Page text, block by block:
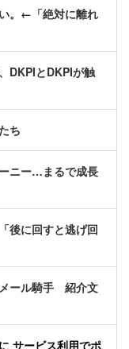
。←「絶対に離れ
DKPIとDKPIが触
ち
ニー…まるで成長
後に回すと逃げ回
メール騎手 紹介文
サービス利用でポ